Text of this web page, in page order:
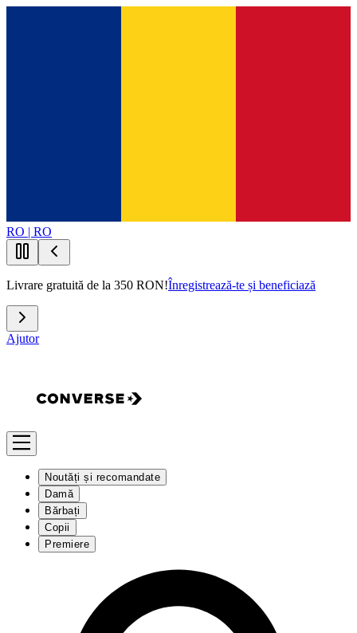
RO | RO
Livrare gratuită de la 350 RON!Înregistrează-te și beneficiază
Ajutor
Noutăți și recomandate
Damă
Bărbați
Copii
Premiere